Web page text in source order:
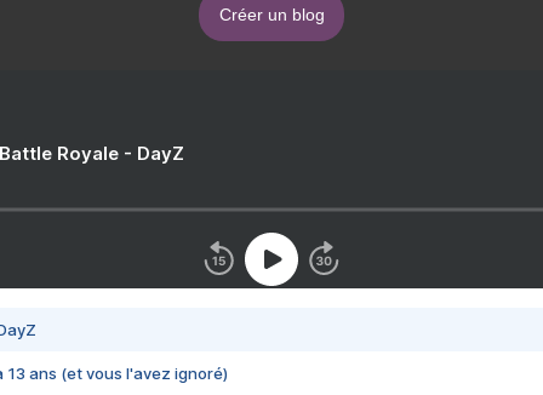
Créer un blog
Royale - DayZ
13 ans (et vous l'avez ignoré)